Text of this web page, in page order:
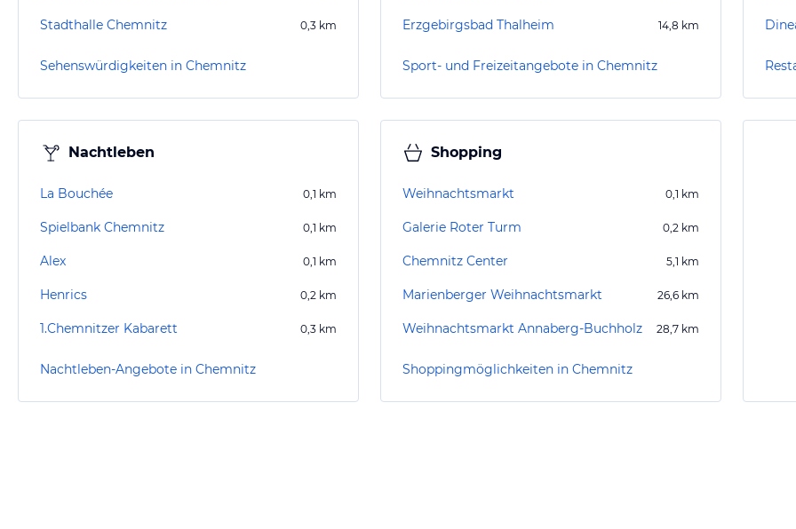
Stadthalle Chemnitz 0,3 km
Sehenswürdigkeiten in Chemnitz
Erzgebirgsbad Thalheim 14,8 km
Sport- und Freizeitangebote in Chemnitz
Nachtleben
La Bouchée 0,1 km
Spielbank Chemnitz 0,1 km
Alex 0,1 km
Henrics 0,2 km
1.Chemnitzer Kabarett 0,3 km
Nachtleben-Angebote in Chemnitz
Shopping
Weihnachtsmarkt 0,1 km
Galerie Roter Turm 0,2 km
Chemnitz Center 5,1 km
Marienberger Weihnachtsmarkt 26,6 km
Weihnachtsmarkt Annaberg-Buchholz 28,7 km
Shoppingmöglichkeiten in Chemnitz